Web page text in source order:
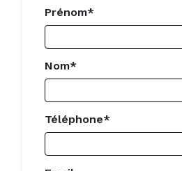
Prénom*
Nom*
Téléphone*